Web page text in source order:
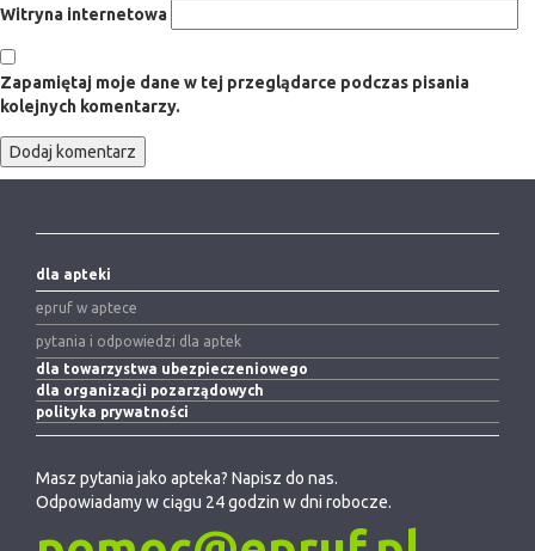
Witryna internetowa
Zapamiętaj moje dane w tej przeglądarce podczas pisania
kolejnych komentarzy.
dla apteki
epruf w aptece
pytania i odpowiedzi dla aptek
dla towarzystwa ubezpieczeniowego
dla organizacji pozarządowych
polityka prywatności
Masz pytania jako apteka? Napisz do nas.
Odpowiadamy w ciągu 24 godzin w dni robocze.